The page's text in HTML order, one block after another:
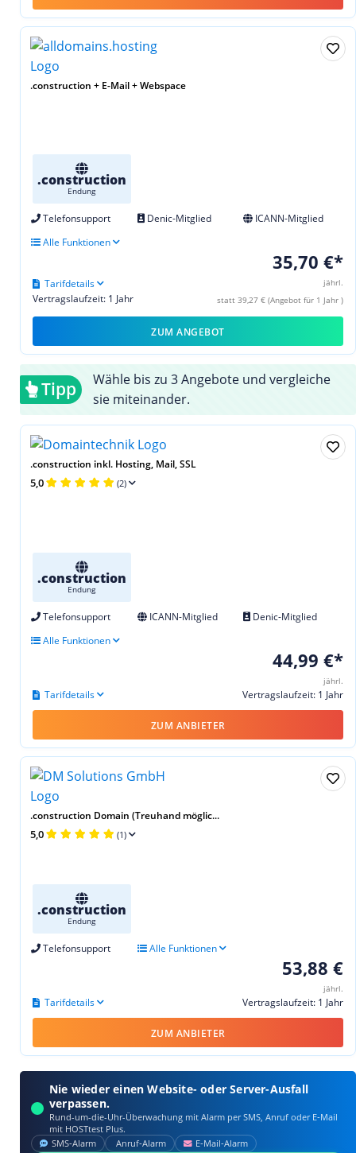
.construction + E-Mail + Webspace
.construction
Endung
Telefonsupport Denic-Mitglied
ICANN-Mitglied
Alle Funktionen
35,70 €*
jährl.
statt 39,27 € (Angebot für 1 Jahr )
Vertragslaufzeit: 1 Jahr
Tarifdetails
ZUM ANGEBOT
Tipp
Wähle bis zu 3 Angebote und vergleiche
sie miteinander.
.construction inkl. Hosting, Mail, SSL
5,0 (2)
.construction
Endung
Telefonsupport ICANN-Mitglied
Denic-Mitglied
Alle Funktionen
44,99 €*
jährl.
Vertragslaufzeit: 1 Jahr
Tarifdetails
ZUM ANBIETER
.construction Domain (Treuhand möglic...
5,0 (1)
.construction
Endung
Telefonsupport Alle Funktionen
53,88 €
jährl.
Vertragslaufzeit: 1 Jahr
Tarifdetails
ZUM ANBIETER
Nie wieder einen Website- oder Server-Ausfall
verpassen.
Rund-um-die-Uhr-Überwachung mit Alarm per SMS, Anruf oder E‑Mail
mit HOSTtest Plus.
SMS‑Alarm Anruf‑Alarm E‑Mail‑Alarm